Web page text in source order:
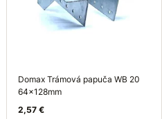
Domax Trámová papuča WB 20
64x128mm
2,57 €